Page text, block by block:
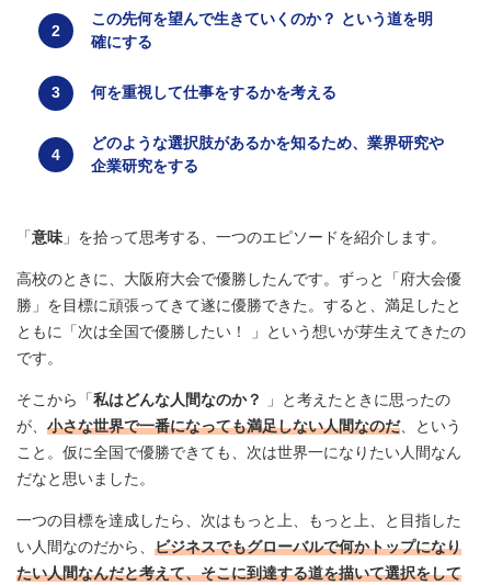
この先何を望んで生きていくのか？ という道を明
確にする
何を重視して仕事をするかを考える
どのような選択肢があるかを知るため、業界研究や
企業研究をする
「意味」を拾って思考する、一つのエピソードを紹介します。
高校のときに、大阪府大会で優勝したんです。ずっと「府大会優
勝」を目標に頑張ってきて遂に優勝できた。すると、満足したと
ともに「次は全国で優勝したい！ 」という想いが芽生えてきたの
です。
そこから「私はどんな人間なのか？
」と考えたときに思ったの
が、 小さな世界で一番になっても満足しない人間なのだ、という
こと。仮に全国で優勝できても、次は世界一になりたい人間なん
だなと思いました。
一つの目標を達成したら、次はもっと上、もっと上、と目指した
い人間なのだから、 ビジネスでもグローバルで何かトップになり
たい人間なんだと考えて、そこに到達する道を描いて選択をして